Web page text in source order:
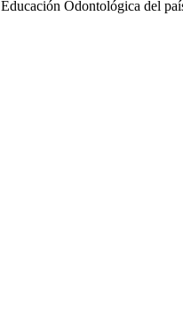
Educación Odontológica del